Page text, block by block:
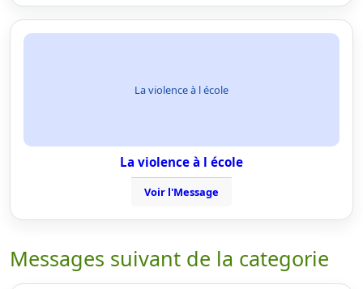
La violence à l école
La violence à l école
Voir l'Message
Messages suivant de la categorie